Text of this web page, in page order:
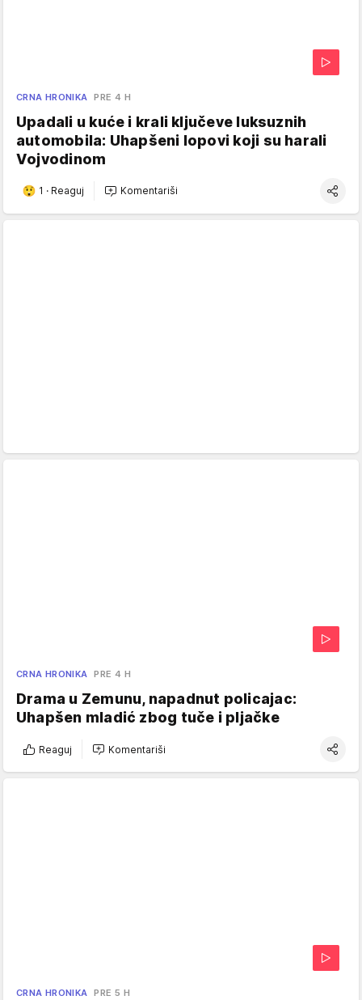
CRNA HRONIKA PRE 4 H
Upadali u kuće i krali ključeve luksuznih
automobila: Uhapšeni lopovi koji su harali
Vojvodinom
1 · Reaguj Komentariši
CRNA HRONIKA PRE 4 H
Drama u Zemunu, napadnut policajac:
Uhapšen mladić zbog tuče i pljačke
Reaguj Komentariši
CRNA HRONIKA PRE 5 H